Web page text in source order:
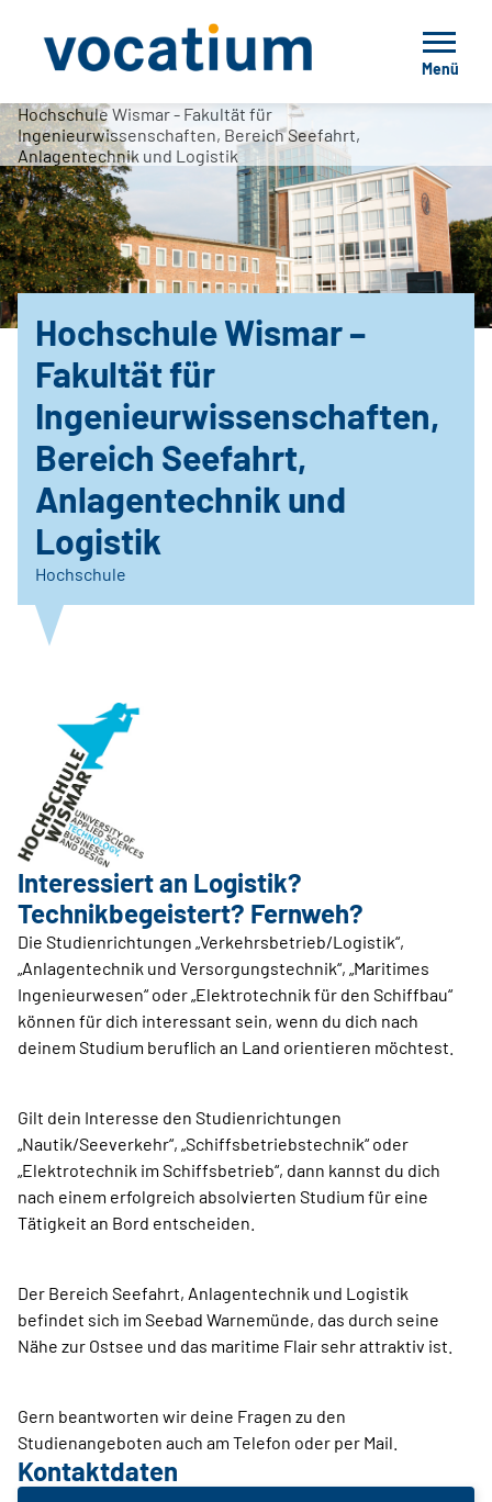
Menü
Hochschule Wismar - Fakultät für
Ingenieurwissenschaften, Bereich Seefahrt,
Anlagentechnik und Logistik
Hochschule Wismar –
Fakultät für
Ingenieurwissenschaften,
Bereich Seefahrt,
Anlagentechnik und
Logistik
Hochschule
Interessiert an Logistik?
Technikbegeistert? Fernweh?
Die Studienrichtungen „Verkehrsbetrieb/Logistik“,
„Anlagentechnik und Versorgungstechnik“, „Maritimes
Ingenieurwesen“ oder „Elektrotechnik für den Schiffbau“
können für dich interessant sein, wenn du dich nach
deinem Studium beruflich an Land orientieren möchtest.
Gilt dein Interesse den Studienrichtungen
„Nautik/Seeverkehr“, „Schiffsbetriebstechnik“ oder
„Elektrotechnik im Schiffsbetrieb“, dann kannst du dich
nach einem erfolgreich absolvierten Studium für eine
Tätigkeit an Bord entscheiden.
Der Bereich Seefahrt, Anlagentechnik und Logistik
befindet sich im Seebad Warnemünde, das durch seine
Nähe zur Ostsee und das maritime Flair sehr attraktiv ist.
Gern beantworten wir deine ­Fragen zu den
Studienangeboten auch am Telefon oder per Mail.
Kontaktdaten